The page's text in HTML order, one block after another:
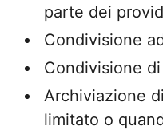
parte dei
Condivisione
Condivisione
Archiviazione
limitato o